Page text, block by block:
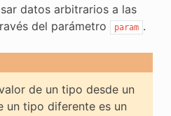
datos arbitrarios a las
del parámetro
param .
de un tipo desde un
un tipo diferente es un